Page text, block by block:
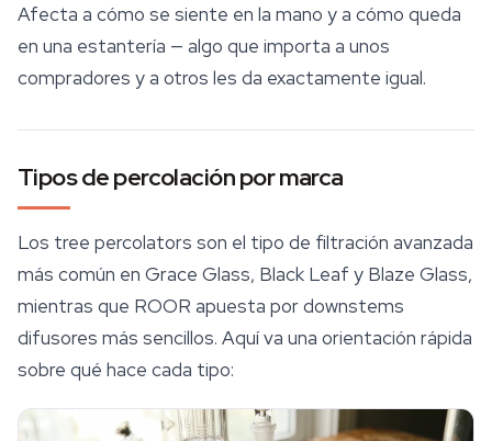
Afecta a cómo se siente en la mano y a cómo queda
en una estantería — algo que importa a unos
compradores y a otros les da exactamente igual.
Tipos de percolación por marca
Los tree percolators son el tipo de filtración avanzada
más común en Grace Glass, Black Leaf y Blaze Glass,
mientras que ROOR apuesta por downstems
difusores más sencillos. Aquí va una orientación rápida
sobre qué hace cada tipo: